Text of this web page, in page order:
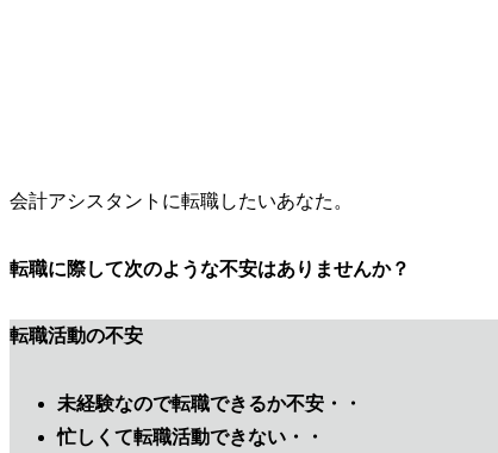
会計アシスタントに転職したいあなた。
転職に際して次のような不安はありませんか？
転職活動の不安
未経験なので転職できるか不安・・
忙しくて転職活動できない・・